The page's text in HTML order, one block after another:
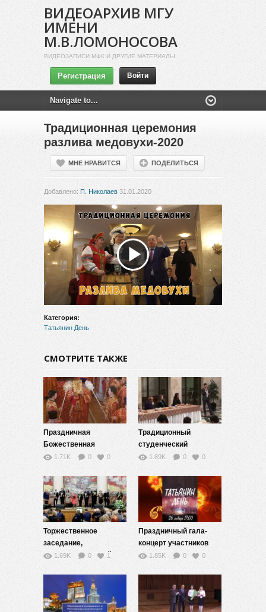
ВИДЕОАРХИВ МГУ
ИМЕНИ
М.В.ЛОМОНОСОВА
ВИДЕОЗАПИСИ МФК И ДРУГИЕ МАТЕРИАЛЫ
Регистрация Войти
Традиционная церемония
разлива медовухи-2020
МНЕ НРАВИТСЯ ПОДЕЛИТЬСЯ
Добавлено: П. Николаев 31.01.2020
Воспроизвести
видео
Категория:
Татьянин День
СМОТРИТЕ ТАКЖЕ
Праздничная
Божественная
литургия. 25 января
1.71K 0 0
Традиционный
студенческий
огонёк-2020
1.89K 0 0
Торжественное
заседание,
посвящённое 265-й
Московского
университета
1.69K 0 1
Праздничный гала-
концерт участников
фестиваля
день». 2020 год
1.85K 0 0